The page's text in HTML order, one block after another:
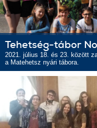
Tehetség-tábor
2021. július 18. és 23. között
a Matehetsz nyári tábora.